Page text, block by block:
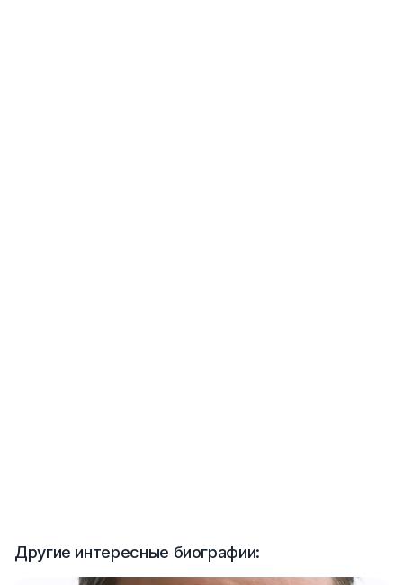
Другие интересные биографии: